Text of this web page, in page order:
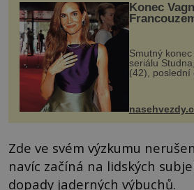
Konec
Smutný
seriálu
(42), poslední
Zde ve svém výzkumu
navíc začíná na lidských
dopady jaderných výbuchů.